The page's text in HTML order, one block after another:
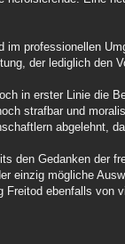
im professionellen
der lediglich den
in erster Linie die
strafbar und
abgelehnt,
den Gedanken der
einzig mögliche
Freitod ebenfalls von